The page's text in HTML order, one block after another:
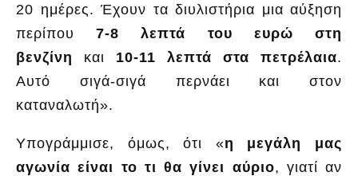
20 ημέρες. Έχουν τα διυλιστήρια μια αύξηση
περίπου7-8 λεπτά του ευρώ στη
βενζίνη και 10-11 λεπτά στα πετρέλαια.
Αυτό σιγά-σιγά περνάει και στον
καταναλωτή».
Υπογράμμισε, όμως, ότι «η μεγάλη μας
αγωνία είναι το τι θα γίνει αύριο, γιατί αν